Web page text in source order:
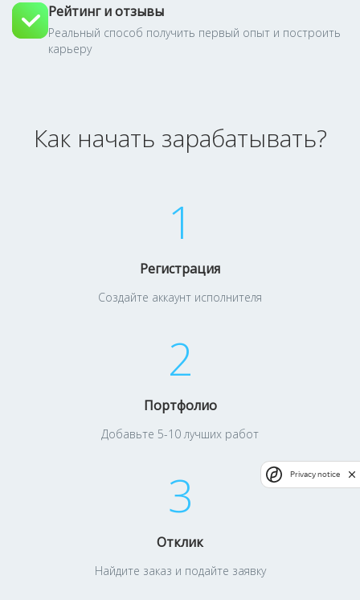
Рейтинг и отзывы
Реальный способ получить первый опыт и построить
карьеру
Как начать зарабатывать?
1
Регистрация
Создайте аккаунт исполнителя
2
Портфолио
Добавьте 5-10 лучших работ
3
Отклик
Найдите заказ и подайте заявку
Privacy notice